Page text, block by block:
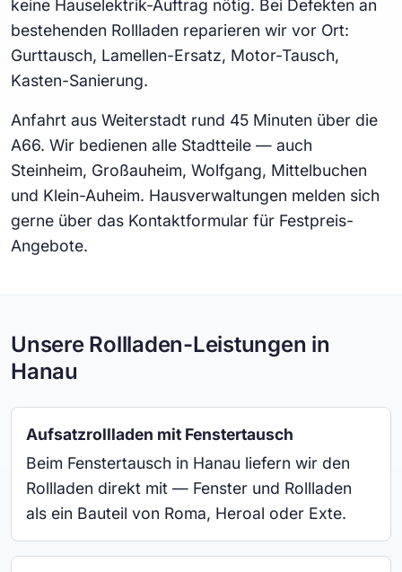
keine Hauselektrik-Auftrag nötig. Bei Defekten an
bestehenden Rollladen reparieren wir vor Ort:
Gurttausch, Lamellen-Ersatz, Motor-Tausch,
Kasten-Sanierung.
Anfahrt aus Weiterstadt rund 45 Minuten über die
A66. Wir bedienen alle Stadtteile — auch
Steinheim, Großauheim, Wolfgang, Mittelbuchen
und Klein-Auheim. Hausverwaltungen melden sich
gerne über das Kontaktformular für Festpreis-
Angebote.
Unsere Rollladen-Leistungen in
Hanau
Aufsatzrollladen mit Fenstertausch
Beim Fenstertausch in Hanau liefern wir den
Rollladen direkt mit — Fenster und Rollladen
als ein Bauteil von Roma, Heroal oder Exte.